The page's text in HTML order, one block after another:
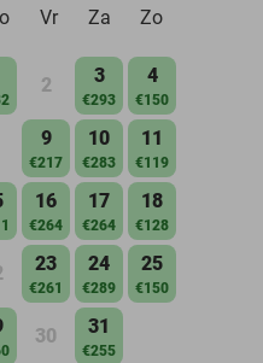
Vr Za Zo
2 3
€293
4
€150
9
€217
10
€283
11
€119
16
€264
17
€264
18
€128
23
€261
24
€289
25
€150
30 31
€255